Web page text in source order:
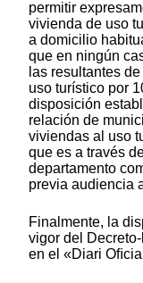
permitir
vivienda de uso
a domicilio
que en ningún
las resultantes
uso turístico por
disposición
relación de
viviendas al uso
que es a través
departamento
previa audiencia
Finalmente, la
vigor del
en el «Diari